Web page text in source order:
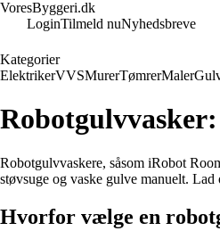
VoresByggeri.dk
LoginTilmeld nuNyhedsbreve
Kategorier
ElektrikerVVSMurerTømrerMaler
Robotgulvvaskere, såsom iRobot
støvsuge og vaske gulve manuelt.
Hvorfor vælge en